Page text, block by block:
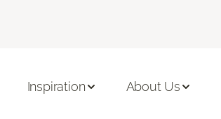
Inspiration About Us